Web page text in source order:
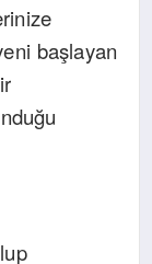
başlayan